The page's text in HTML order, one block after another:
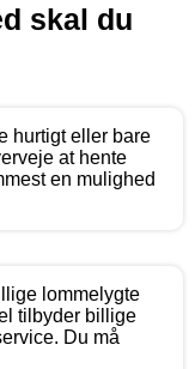
skal du
hurtigt eller bare
at hente
en mulighed
lommelygte
tilbyder billige
Du må